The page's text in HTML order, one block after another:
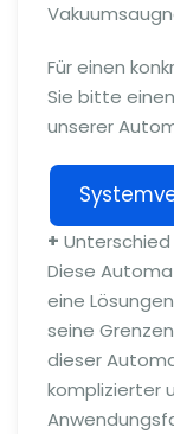
Für einen
Sie bitte
unserer
+
Diese
eine
seine
dieser
komplizierter